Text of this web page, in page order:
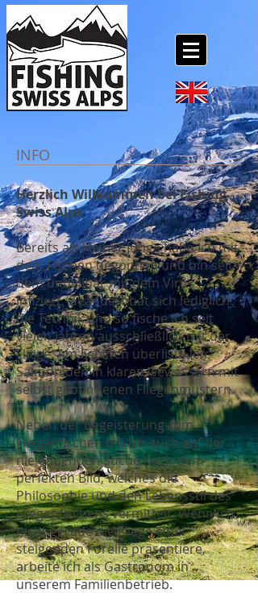
INFO
Herzlich Willkommen bei Fishing
Swiss Alps
Bereits als kleiner Junge habe ich mit
dem Fischen begonnen und bin seit
dem unheilbar mit dem Virus
infiziert. Geändert hat sich lediglich
die Technik und so fische ich seit
vielen Jahren ausschließlich mit der
Fliege. Am liebsten überliste ich
Salmoniden in klaren Gewässern mit
selbst gebundenen Fliegenmustern.
Neben der Begeisterung zum
Fliegenfischen bin ich auch auf der
nie endenden Suche nach dem
perfekten Bild, welches die
Philosophie und den Lebensstil des
Fliegenfischens vermittelt. Wenn ich
nicht gerade die Fliege einer
steigenden Forelle präsentiere,
arbeite ich als Gastronom in
unserem Familienbetrieb.